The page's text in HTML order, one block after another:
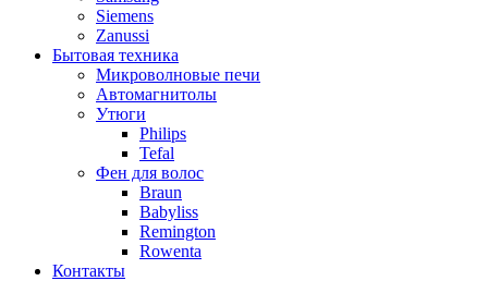
Siemens
Zanussi
Бытовая техника
Микроволновые печи
Автомагнитолы
Утюги
Philips
Tefal
Фен для волос
Braun
Babyliss
Remington
Rowenta
Контакты